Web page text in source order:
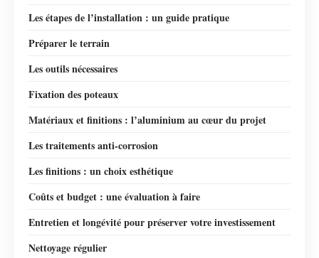
Les étapes de l’installation : un guide pratique
Préparer le terrain
Les outils nécessaires
Fixation des poteaux
Matériaux et finitions : l’aluminium au cœur du projet
Les traitements anti-corrosion
Les finitions : un choix esthétique
Coûts et budget : une évaluation à faire
Entretien et longévité pour préserver votre investissement
Nettoyage régulier